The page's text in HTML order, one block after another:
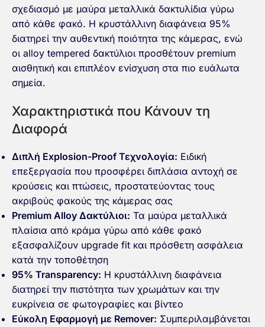
σχεδιασμό με μαύρα μεταλλικά δακτυλίδια γύρω
από κάθε φακό. Η κρυστάλλινη διαφάνεια 95%
διατηρεί την αυθεντική ποιότητα της κάμερας, ενώ
οι alloy tempered δακτύλιοι προσθέτουν premium
αισθητική και επιπλέον ενίσχυση στα πιο ευάλωτα
σημεία.
Χαρακτηριστικά που Κάνουν τη
Διαφορά
Διπλή Explosion-Proof Τεχνολογία: Ειδική
επεξεργασία που προσφέρει διπλάσια αντοχή σε
κρούσεις και πτώσεις, προστατεύοντας τους
ακριβούς φακούς της κάμερας σας
Premium Alloy Δακτύλιοι: Τα μαύρα μεταλλικά
πλαίσια από κράμα γύρω από κάθε φακό
εξασφαλίζουν upgrade fit και πρόσθετη ασφάλεια
κατά την τοποθέτηση
95% Transparency: Η κρυστάλλινη διαφάνεια
διατηρεί την πιστότητα των χρωμάτων και την
ευκρίνεια σε φωτογραφίες και βίντεο
Εύκολη Εφαρμογή με Remover: Συμπεριλαμβάνεται